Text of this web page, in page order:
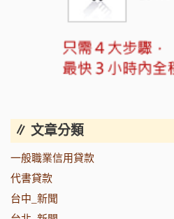
∥ 文章分類
一般職業信用貸款
代書貸款
台中_新聞